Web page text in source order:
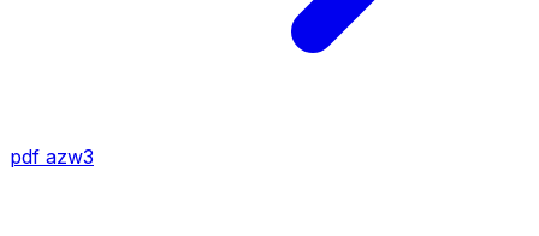
pdf azw3